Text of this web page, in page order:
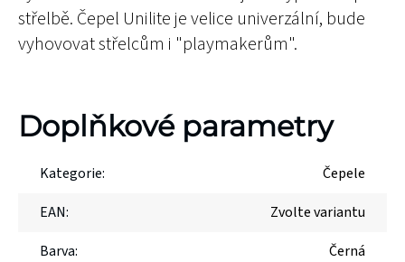
střelbě. Čepel Unilite je velice univerzální, bude
vyhovovat střelcům i "playmakerům".
Doplňkové parametry
Kategorie:
Čepele
EAN:
Zvolte variantu
Barva:
Černá